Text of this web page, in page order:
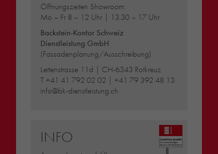
Öffnungszeiten Showroom:
Mo – Fr 8 – 12 Uhr | 13.30 – 17 Uhr
Backstein-Kontor Schweiz
Dienstleistung GmbH
(Fassadenplanung/Ausschreibung)
Lettenstrasse 11d | CH-6343 Rotkreuz
T+41 41 792 02 02 |+41 79 392 48 13
info@bk-dienstleistung.ch
INFO